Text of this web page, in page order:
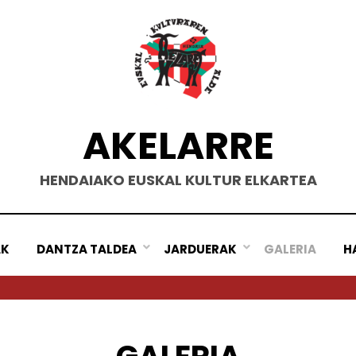
AKELARRE
HENDAIAKO EUSKAL KULTUR ELKARTEA
DANTZA TALDEA JARDUERAK GALERIA